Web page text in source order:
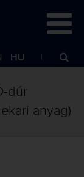
HU
dúr
anyag)